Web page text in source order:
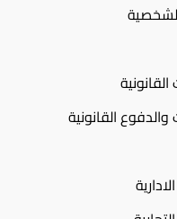
والدفوع القانونية